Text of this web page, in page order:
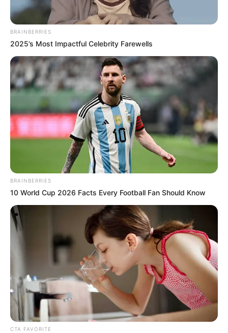
eucaristía que fue presidida por monseñor Pablo Emilio
Salas Anteliz,
Arzobispo de la Adquidiocesis de
Barranquilla.
En la misma, el arzobispo, realizó los ritos iniciales,
liturgia de la palabra, liturgia eucarística, entre otras
etapas enmarcadas en la eucaristía.
Concepción, la cual inicio por la carrera 56 tomando la
calle 68, para luego pasar por la carrera 59 con calle 70 y
regresar a la carrera 56 entrando nuevamente a la iglesia.
Cabe anotar que se celebra el dogma de la inmaculada
concepción de María, en varias iglesias no solamente de
Barranquilla sino de municipios del departamento como
Campeche, Malambo, entre otros, dando desarrollo
además a las fiestas patronales.
COMPARTIR
BRAINBERRIES
2025’s Most Impactful Celebrity Farewells
BRAINBERRIES
10 World Cup 2026 Facts Every Football Fan Should Know
CTA FAVORITE